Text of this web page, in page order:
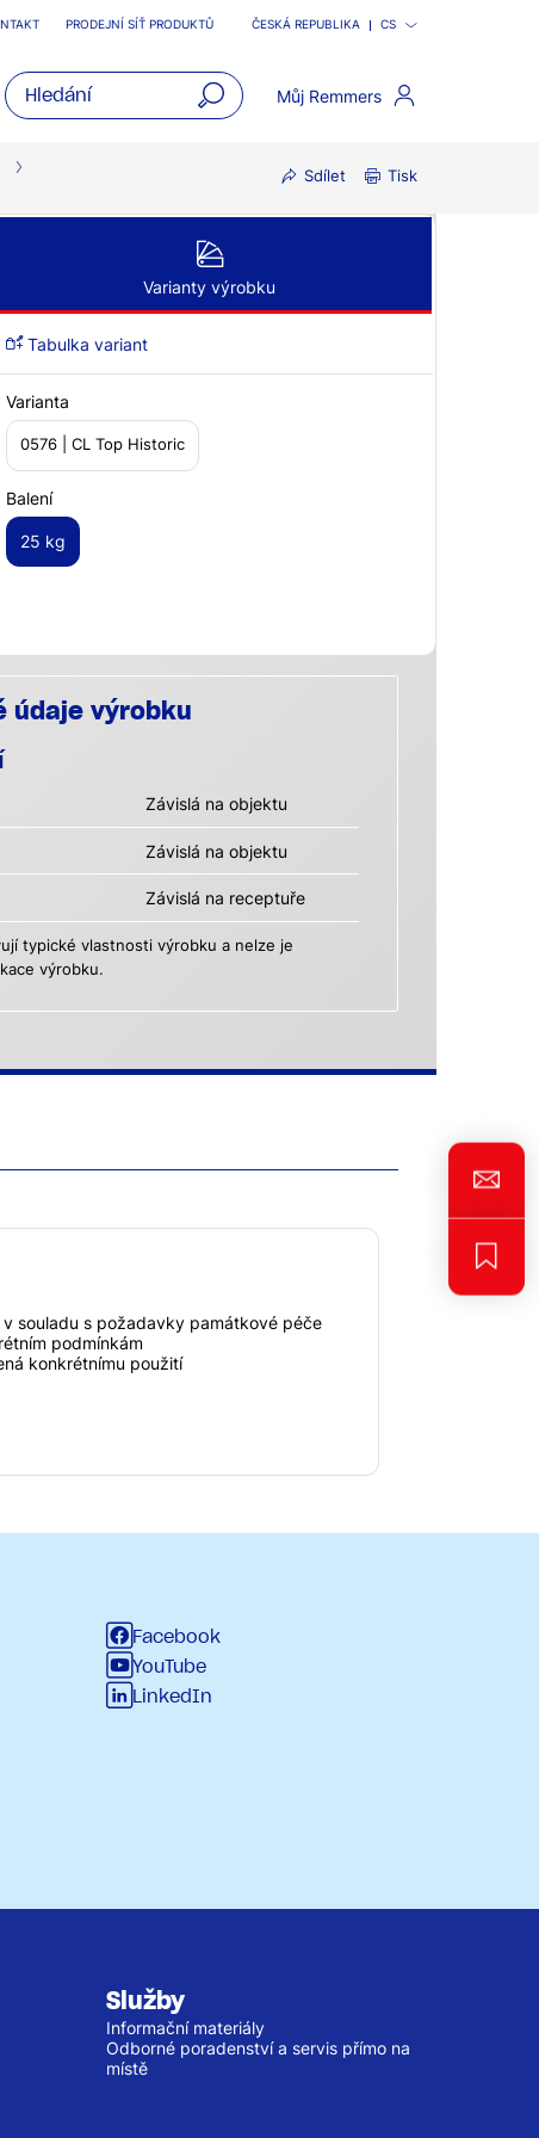
PRODEJNÍ SÍŤ PRODUKTŮ ČESKÁ REPUBLIKA CS
Můj Remmers
Sdílet Tisk
Varianty výrobku
Tabulka variant
Varianta
0576 | CL Top Historic
Balení
25 kg
údaje výrobku
Závislá na objektu
Závislá na objektu
Závislá na receptuře
typické vlastnosti výrobku a nelze je
výrobku.
souladu s požadavky památkové péče
podmínkám
konkrétnímu použití
Facebook
YouTube
LinkedIn
Služby
Informační materiály
Odborné poradenství a servis přímo na
místě